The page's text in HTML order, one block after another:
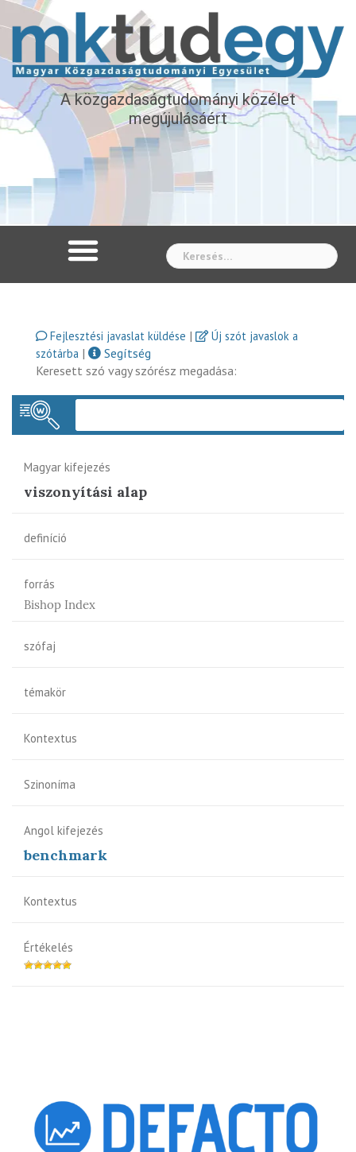
A közgazdaságtudományi közélet
megújulásáért
Fejlesztési javaslat küldése |
Új szót javaslok a
szótárba |
Segítség
Keresett szó vagy szórész megadása:
Magyar kifejezés
viszonyítási alap
definíció
forrás
Bishop Index
szófaj
témakör
Kontextus
Szinoníma
Angol kifejezés
benchmark
Kontextus
Értékelés